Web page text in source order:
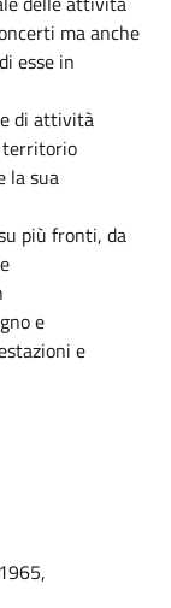
ma anche
esse in
di attività
territorio
la sua
più fronti, da
e
e